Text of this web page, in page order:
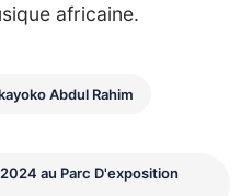
africaine.
Abdul Rahim
au Parc D'exposition